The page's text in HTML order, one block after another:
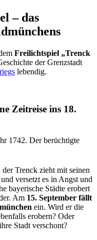
– das
Freilichtspiel „Trenck
der Grenzstadt
lebendig.
Zeitreise ins 18.
1742. Der berüchtigte
Trenck zieht mit seinen
versetzt es in Angst und
bayerische Städte erobert
Am 15. September fällt
ein. Wird er die
erobern? Oder
Stadt verschont?